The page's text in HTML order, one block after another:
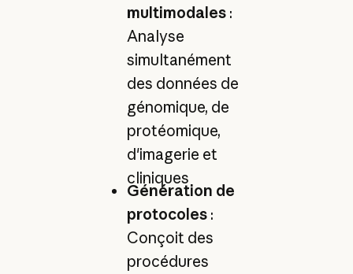
multimodales:
Analyse
simultanément
des données de
génomique, de
protéomique,
d'imagerie et
cliniques
Génération de
protocoles:
Conçoit des
procédures